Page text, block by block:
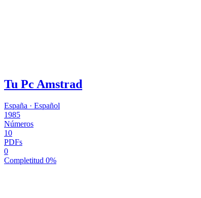
Tu Pc Amstrad
España · Español
1985
Números
10
PDFs
0
Completitud 0%